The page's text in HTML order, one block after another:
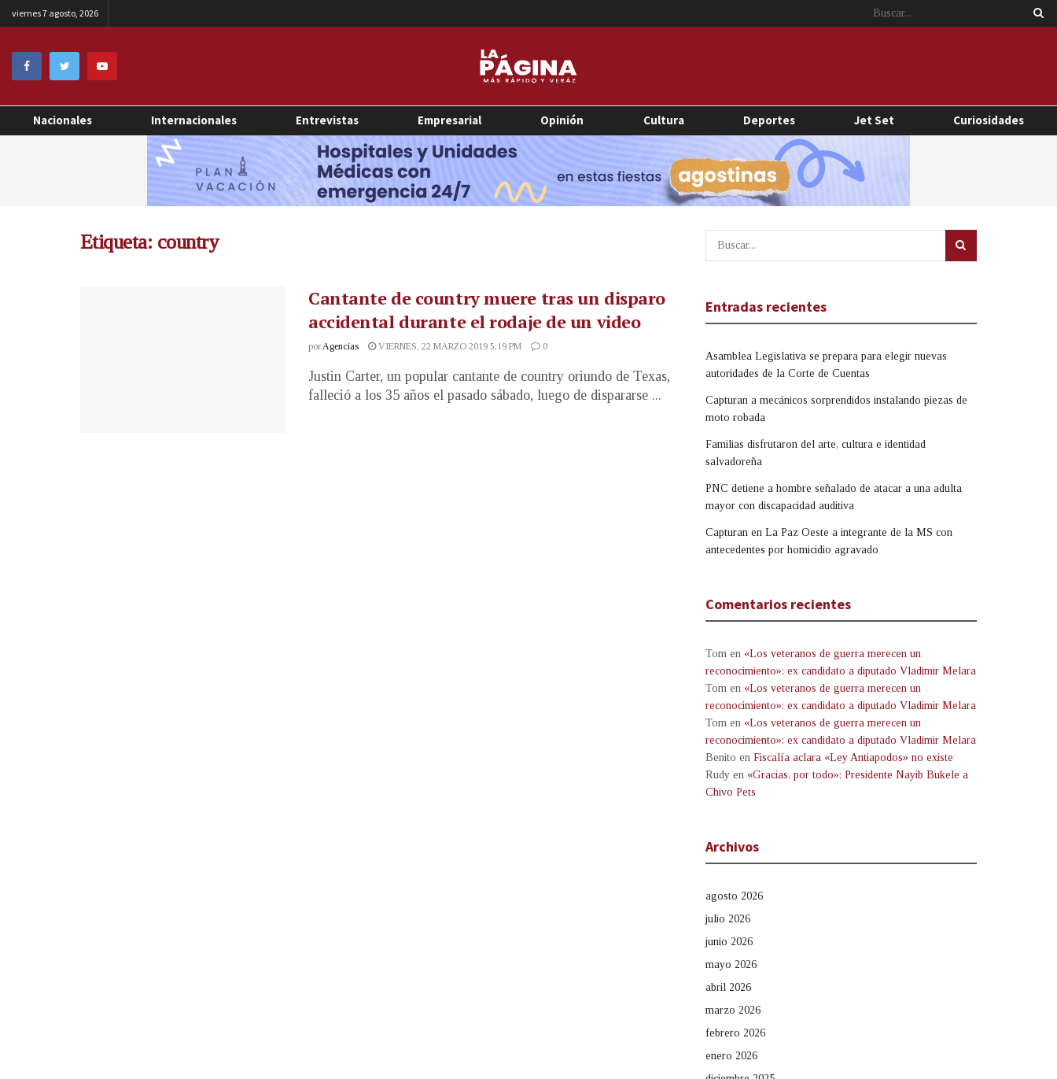
viernes 7 agosto, 2026
Nacionales Internacionales Entrevistas Empresarial Opinión Cultura Deportes Jet Set Curiosidades
Etiqueta: country
Cantante de country muere tras un disparo
accidental durante el rodaje de un video
porAgencias VIERNES, 22 MARZO 2019 5:19 PM 0
Justin Carter, un popular cantante de country oriundo de Texas,
falleció a los 35 años el pasado sábado, luego de dispararse ...
Entradas recientes
Asamblea Legislativa se prepara para elegir nuevas
autoridades de la Corte de Cuentas
Capturan a mecánicos sorprendidos instalando piezas de
moto robada
Familias disfrutaron del arte, cultura e identidad
salvadoreña
PNC detiene a hombre señalado de atacar a una adulta
mayor con discapacidad auditiva
Capturan en La Paz Oeste a integrante de la MS con
antecedentes por homicidio agravado
Comentarios recientes
Tom en «Los veteranos de guerra merecen un
reconocimiento»: ex candidato a diputado Vladimir Melara
Tom en «Los veteranos de guerra merecen un
reconocimiento»: ex candidato a diputado Vladimir Melara
Tom en «Los veteranos de guerra merecen un
reconocimiento»: ex candidato a diputado Vladimir Melara
Benito en Fiscalía aclara «Ley Antiapodos» no existe
Rudy en «Gracias, por todo»: Presidente Nayib Bukele a
Chivo Pets
Archivos
agosto 2026
julio 2026
junio 2026
mayo 2026
abril 2026
marzo 2026
febrero 2026
enero 2026